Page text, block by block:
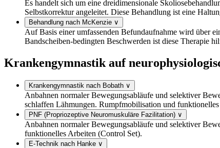
Es handelt sich um eine dreidimensionale
Selbstkorrektur angeleitet. Diese Behandlung ist eine
Behandlung nach McKenzie ∨
Auf Basis einer umfassenden Befundaufnahme wird über
Bandscheiben-bedingten Beschwerden ist diese Therapie
Krankengymnastik auf
Krankengymnastik nach Bobath ∨
Anbahnen normaler Bewegungsabläufe und selektiver
schlaffen Lähmungen. Rumpfmobilisation und
PNF (Propriozeptive Neuromuskuläre Fazilitation) ∨
Anbahnen normaler Bewegungsabläufe und selektiver
funktionelles Arbeiten (Control Set).
E-Technik nach Hanke ∨